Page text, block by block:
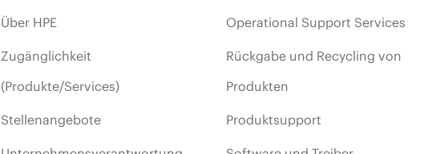
Über HPE
Zugänglichkeit
(Produkte/Services)
Stellenangebote
Operational Support Services
Rückgabe und Recycling von
Produkten
Produktsupport